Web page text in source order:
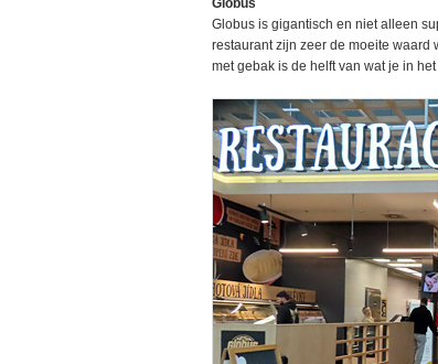
Globus
Globus is gigantisch en niet alleen
restaurant zijn zeer de moeite waard
met gebak is de helft van wat je in